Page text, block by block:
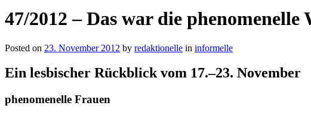
47/2012 – Das war die phenomenelle
Posted on 23. November 2012 by redaktionelle in informelle
Ein lesbischer Rückblick vom 17.–23. November
phenomenelle Frauen